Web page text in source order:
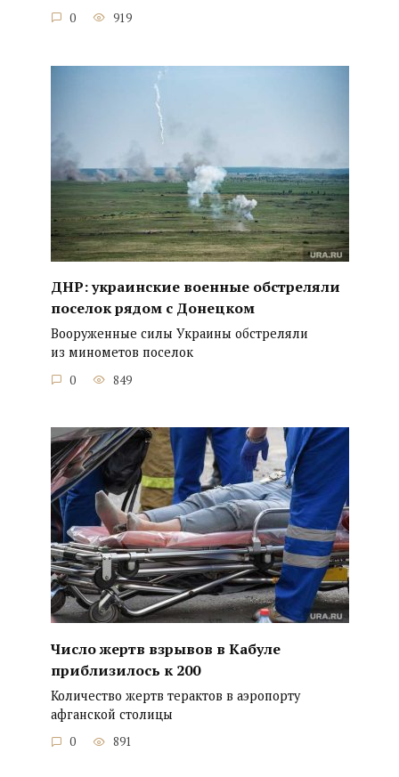
0 919
ДНР: украинские военные обстреляли
поселок рядом с Донецком
Вооруженные силы Украины обстреляли
из минометов поселок
0 849
Число жертв взрывов в Кабуле
приблизилось к 200
Количество жертв терактов в аэропорту
афганской столицы
0 891